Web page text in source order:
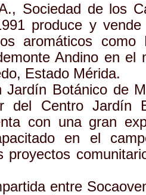
Sociedad de los
produce y
aromáticos
Andino en el
Estado Mérida.
Jardín Botánico de
del Centro Jardín
con una gran
en el
proyectos
entre